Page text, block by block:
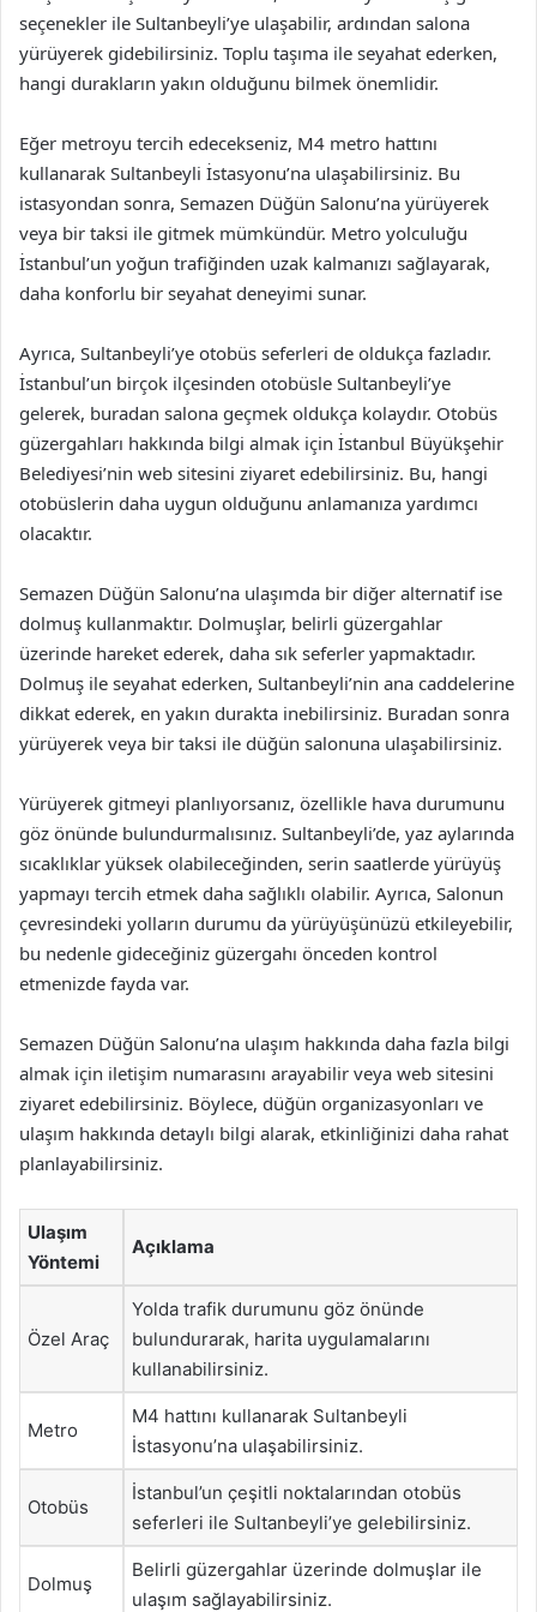
seçenekler ile Sultanbeyli’ye ulaşabilir, ardından salona
yürüyerek gidebilirsiniz. Toplu taşıma ile seyahat ederken,
hangi durakların yakın olduğunu bilmek önemlidir.
Eğer metroyu tercih edecekseniz, M4 metro hattını
kullanarak Sultanbeyli İstasyonu’na ulaşabilirsiniz. Bu
istasyondan sonra, Semazen Düğün Salonu’na yürüyerek
veya bir taksi ile gitmek mümkündür. Metro yolculuğu
İstanbul’un yoğun trafiğinden uzak kalmanızı sağlayarak,
daha konforlu bir seyahat deneyimi sunar.
Ayrıca, Sultanbeyli’ye otobüs seferleri de oldukça fazladır.
İstanbul’un birçok ilçesinden otobüsle Sultanbeyli’ye
gelerek, buradan salona geçmek oldukça kolaydır. Otobüs
güzergahları hakkında bilgi almak için İstanbul Büyükşehir
Belediyesi’nin web sitesini ziyaret edebilirsiniz. Bu, hangi
otobüslerin daha uygun olduğunu anlamanıza yardımcı
olacaktır.
Semazen Düğün Salonu’na ulaşımda bir diğer alternatif ise
dolmuş kullanmaktır. Dolmuşlar, belirli güzergahlar
üzerinde hareket ederek, daha sık seferler yapmaktadır.
Dolmuş ile seyahat ederken, Sultanbeyli’nin ana caddelerine
dikkat ederek, en yakın durakta inebilirsiniz. Buradan sonra
yürüyerek veya bir taksi ile düğün salonuna ulaşabilirsiniz.
Yürüyerek gitmeyi planlıyorsanız, özellikle hava durumunu
göz önünde bulundurmalısınız. Sultanbeyli’de, yaz aylarında
sıcaklıklar yüksek olabileceğinden, serin saatlerde yürüyüş
yapmayı tercih etmek daha sağlıklı olabilir. Ayrıca, Salonun
çevresindeki yolların durumu da yürüyüşünüzü etkileyebilir,
bu nedenle gideceğiniz güzergahı önceden kontrol
etmenizde fayda var.
Semazen Düğün Salonu’na ulaşım hakkında daha fazla bilgi
almak için iletişim numarasını arayabilir veya web sitesini
ziyaret edebilirsiniz. Böylece, düğün organizasyonları ve
ulaşım hakkında detaylı bilgi alarak, etkinliğinizi daha rahat
planlayabilirsiniz.
Ulaşım
Yöntemi
Açıklama
Özel Araç
Yolda trafik durumunu göz önünde
bulundurarak, harita uygulamalarını
kullanabilirsiniz.
Metro
M4 hattını kullanarak Sultanbeyli
İstasyonu’na ulaşabilirsiniz.
Otobüs
İstanbul’un çeşitli noktalarından otobüs
seferleri ile Sultanbeyli’ye gelebilirsiniz.
Dolmuş
Belirli güzergahlar üzerinde dolmuşlar ile
ulaşım sağlayabilirsiniz.